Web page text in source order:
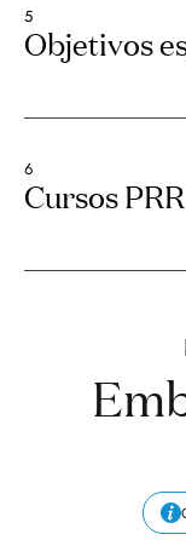
5
Objetivos
6
Cursos